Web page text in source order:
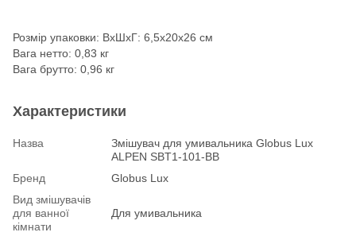
Розмір упаковки: ВхШхГ: 6,5х20х26 см
Вага нетто: 0,83 кг
Вага брутто: 0,96 кг
Характеристики
Назва
Змішувач для умивальника Globus Lux
ALPEN SBT1-101-BB
Бренд
Globus Lux
Вид змішувачів
для ванної
кімнати
Для умивальника